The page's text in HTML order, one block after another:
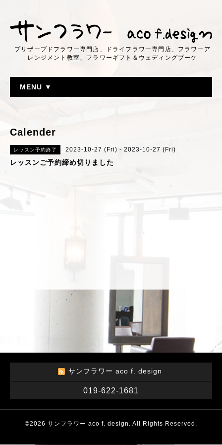
プリザーブドフラワー専門店、ドライフラワー専門店、フラワーア
レンジメント教室、フラワーギフト＆ウェディングブーケ
MENU ▼
Calender
レッスン予約終了 2023-10-27 (Fri) - 2023-10-27 (Fri)
レッスンご予約締め切りました
サンフラワー aco f. design
019-622-1681
©2026 サンフラワー aco f. design . All Rights Reserved.